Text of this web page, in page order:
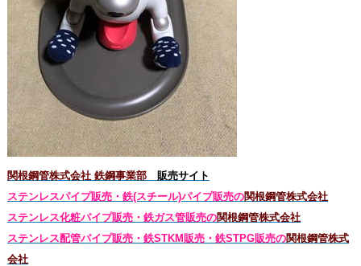
関根鋼管株式会社 鉄鋼事業部 販売サイト
ステンレスパイプ販売・鉄(スチール)パイプ販売の関根鋼管株式会社
ステンレス化粧パイプ販売・鉄ガス管販売の関根鋼管株式会社
ステンレス配管パイプ販売・鉄STKM販売・鉄STPG販売の関根鋼管株式
会社